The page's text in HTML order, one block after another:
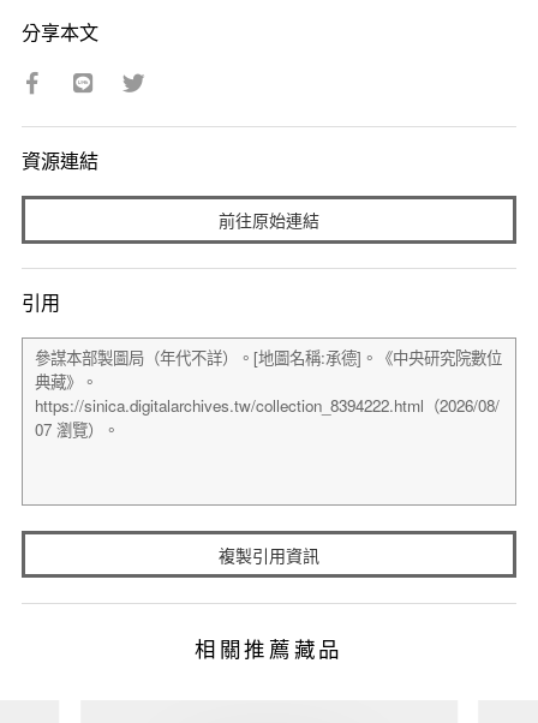
分享本文
資源連結
前往原始連結
引用
複製引用資訊
相關推薦藏品